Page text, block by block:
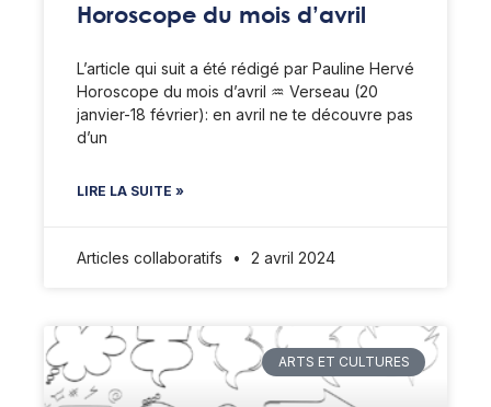
Horoscope du mois d’avril
L’article qui suit a été rédigé par Pauline Hervé
Horoscope du mois d’avril ♒️ Verseau (20
janvier-18 février): en avril ne te découvre pas
d’un
LIRE LA SUITE »
Articles collaboratifs 2 avril 2024
ARTS ET CULTURES